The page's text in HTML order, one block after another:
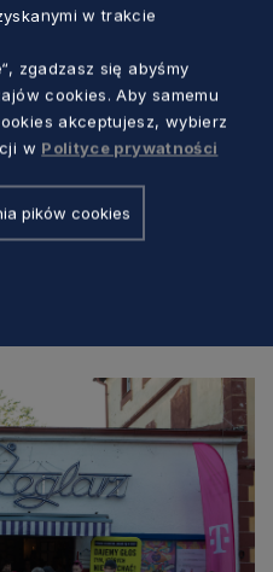
Gmina Gniew
Folklor
nad tym
województwa
Struk.
w trakcie
zgadzasz się abyśmy
cookies. Aby samemu
akceptujesz, wybierz
w Polityce prywatności
pików cookies